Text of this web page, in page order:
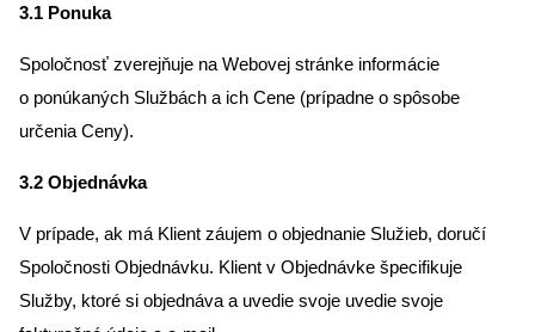
3.1 Ponuka
Spoločnosť zverejňuje na Webovej stránke informácie
o ponúkaných Službách a ich Cene (prípadne o spôsobe
určenia Ceny).
3.2 Objednávka
V prípade, ak má Klient záujem o objednanie Služieb, doručí
Spoločnosti Objednávku. Klient v Objednávke špecifikuje
Služby, ktoré si objednáva a uvedie svoje uvedie svoje